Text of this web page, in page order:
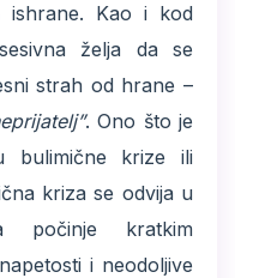
ishrane. Kao i kod
želja da se
strah od hrane –
. Ono što je
bulimične krize ili
kriza se odvija u
počinje kratkim
i neodoljive